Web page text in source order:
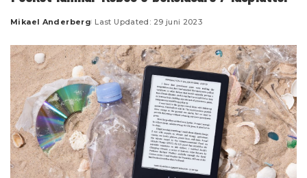
Posted
Mikael Anderberg Last Updated: 29 juni 2023